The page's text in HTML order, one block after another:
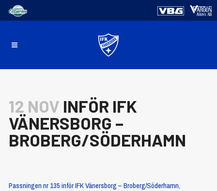
12 NOV INFÖR IFK
VÄNERSBORG –
BROBERG/SÖDERHAMN
Passningen nr 135 inför IFK Vänersborg – Broberg/Söderhamn,